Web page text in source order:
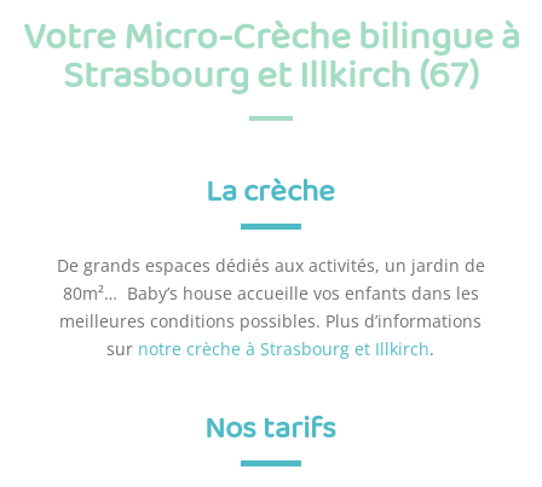
Votre Micro-Crèche bilingue à
Strasbourg etIllkirch(67)
La crèche
De grands espaces dédiés aux activités, un jardin de
80m²… Baby’s house accueille vos enfants dans les
meilleures conditions possibles. Plus d’informations
sur notre crèche à Strasbourg et Illkirch.
Nos tarifs